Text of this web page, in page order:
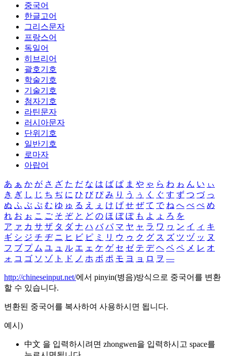
중국어
한글고어
그리스문자
프랑스어
독일어
히브리어
괄호기호
학술기호
기술기호
첨자기호
라틴문자
러시아문자
단위기호
일반기호
로마자
아랍어
あ ぁ か が さ ざ た だ な は ば ぱ ま や ゃ ら わ ゎ ん い ぃ
き ぎ し じ ち ぢ に ひ び ぴ み り う ぅ く ぐ す ず つ づ っ
ぬ ふ ぶ ぷ む ゆ ゅ る え ぇ け げ せ ぜ て で ね へ べ ぺ め
れ お ぉ こ ご そ ぞ と ど の ほ ぼ ぽ も よ ょ ろ を
ア ァ カ サ ザ タ ダ ナ ハ バ パ マ ヤ ャ ラ ワ ヮ ン イ ィ キ
ギ シ ジ チ ヂ ニ ヒ ビ ピ ミ リ ウ ゥ ク グ ス ズ ツ ヅ ッ ヌ
フ ブ プ ム ユ ュ ル エ ェ ケ ゲ セ ゼ テ デ ヘ ベ ペ メ レ オ
ォ コ ゴ ソ ゾ ト ド ノ ホ ボ ポ モ ヨ ョ ロ ヲ ―
http://chineseinput.net/에서 pinyin(병음)방식으로 중국어를 변환
할 수 있습니다.
변환된 중국어를 복사하여 사용하시면 됩니다.
예시)
中文 을 입력하시려면 zhongwen을 입력하시고 space를